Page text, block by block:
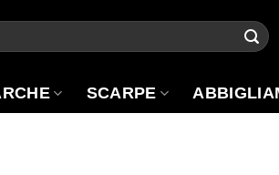
SCARPE